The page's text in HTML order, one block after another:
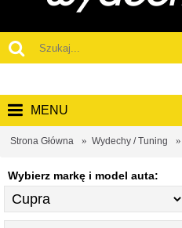
MENU
Strona Główna Wydechy / Tuning
Wybierz markę i model auta: